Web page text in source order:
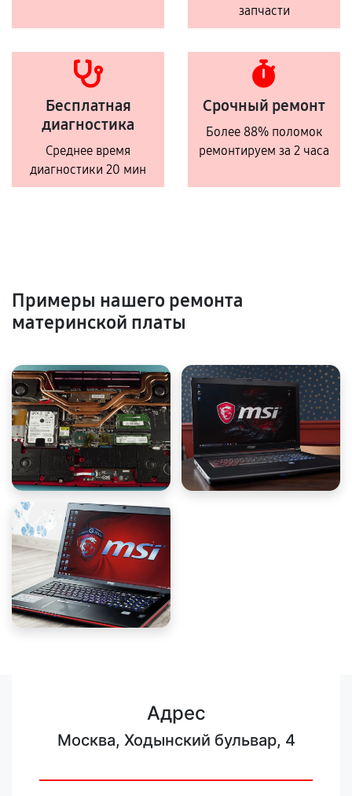
запчасти
Бесплатная
диагностика
Среднее время
диагностики 20 мин
Срочный ремонт
Более 88% поломок
ремонтируем за 2 часа
Примеры нашего ремонта
материнской платы
Адрес
Москва, Ходынский бульвар, 4